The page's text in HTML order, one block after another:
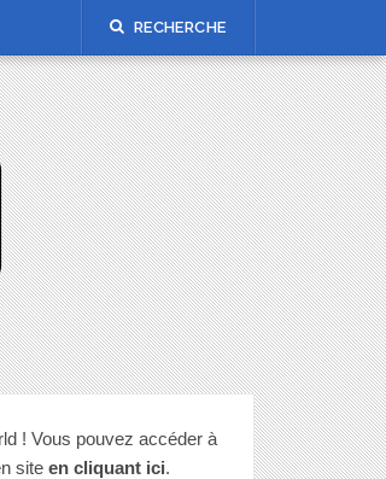
RECHERCHE
! Vous pouvez accéder à
site en cliquant ici.